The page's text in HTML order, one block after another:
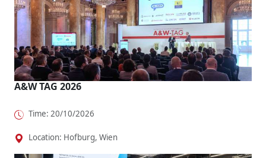
A&W TAG 2026
Time: 20/10/2026
Location: Hofburg, Wien